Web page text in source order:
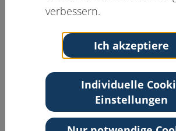
verbessern.
Ich akzeptiere
Individuelle
Einstellungen
Anschrift
48324 Sendenhorst
Zurück zur Übersicht